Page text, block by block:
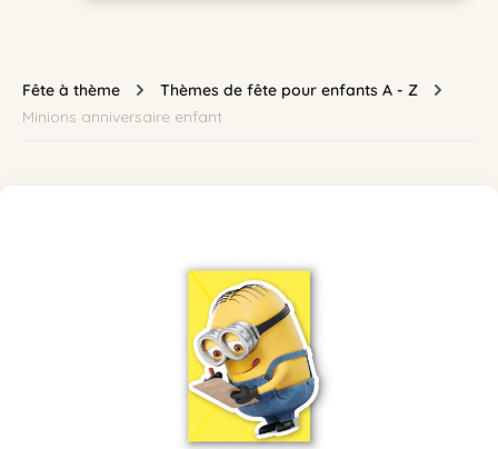
Fête à thème
Thèmes de fête pour enfants A - Z
Minions anniversaire enfant